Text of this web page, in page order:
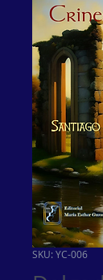
SKU: YC-006